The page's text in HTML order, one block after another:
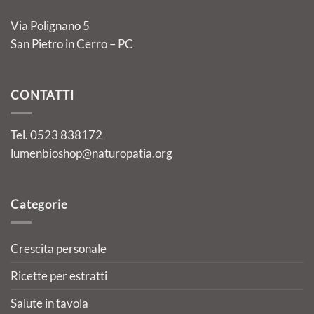
Via Polignano 5
San Pietro in Cerro – PC
CONTATTI
Tel. 0523 838172
lumenbioshop@naturopatia.org
Categorie
Crescita personale
Ricette per estratti
Salute in tavola